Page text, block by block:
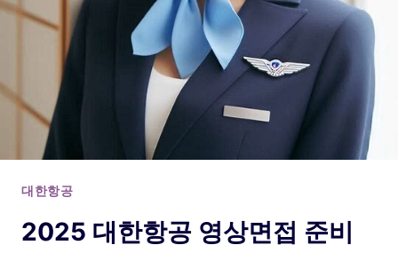
대한항공
2025 대한항공 영상면접 준비